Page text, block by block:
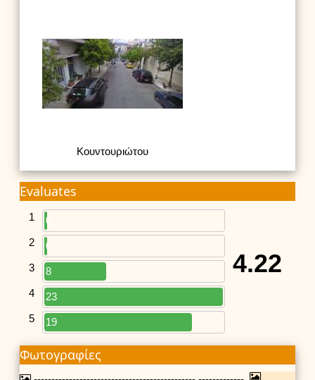
Κουντουριώτου
Evaluates
1
0
2
0
3
8
4
23
5
19
4.22
Φωτογραφίες